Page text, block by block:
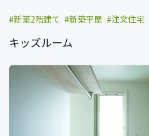
新築2階建て 新築平屋 注文住宅
キッズルーム